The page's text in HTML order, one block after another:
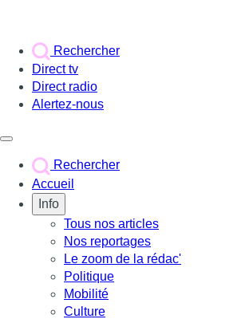
Rechercher
Direct tv
Direct radio
Alertez-nous
Rechercher
Accueil
Info
Tous nos articles
Nos reportages
Le zoom de la rédac'
Politique
Mobilité
Culture